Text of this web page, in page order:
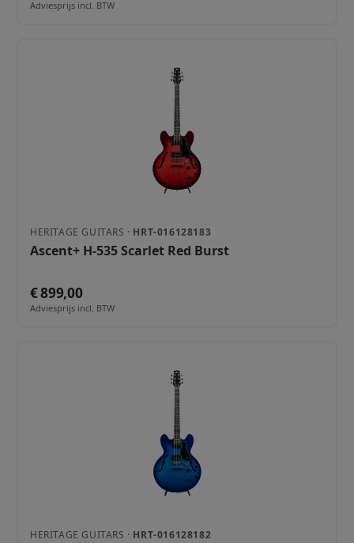
Adviesprijs incl. BTW
HERITAGE GUITARS · HRT-016128183
Ascent+ H-535 Scarlet Red Burst
€ 899,00
Adviesprijs incl. BTW
HERITAGE GUITARS · HRT-016128182